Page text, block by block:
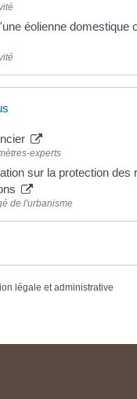
éolienne domestique
experts
sur la protection des
de l'urbanisme
légale et administrative